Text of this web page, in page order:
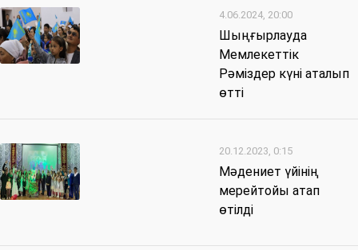
4.06.2024, 20:00
Шыңғырлауда
Мемлекеттік
Рәміздер күні аталып
өтті
20.12.2023, 0:15
Мәдениет үйінің
мерейтойы атап
өтілді